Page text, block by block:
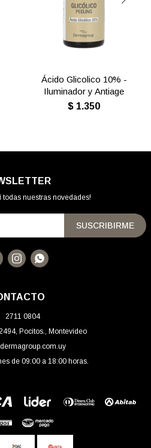
Ácido Glicolico 10% -
Iluminador y Antiage
$ 1.350
2711 0804
Pocitos., Montevideo
de 09:00 a 18:00 horas.
todas nuestras novedades!
SUSCRIBIRME
 